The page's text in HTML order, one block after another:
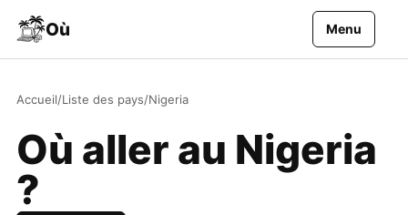
Où Menu
Accueil/Liste des pays/Nigeria
Où aller au Nigeria
?